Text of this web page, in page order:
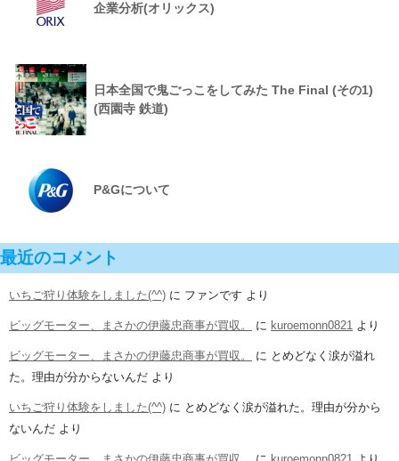
企業分析(オリックス)
日本全国で鬼ごっこをしてみた The Final (その1)
(西園寺 鉄道)
P&Gについて
最近のコメント
いちご狩り体験をしました(^^) に ファンです より
ビッグモーター、まさかの伊藤忠商事が買収。 に kuroemonn0821 より
ビッグモーター、まさかの伊藤忠商事が買収。 に とめどなく涙が溢れ
た。理由が分からないんだ より
いちご狩り体験をしました(^^) に とめどなく涙が溢れた。理由が分から
ないんだ より